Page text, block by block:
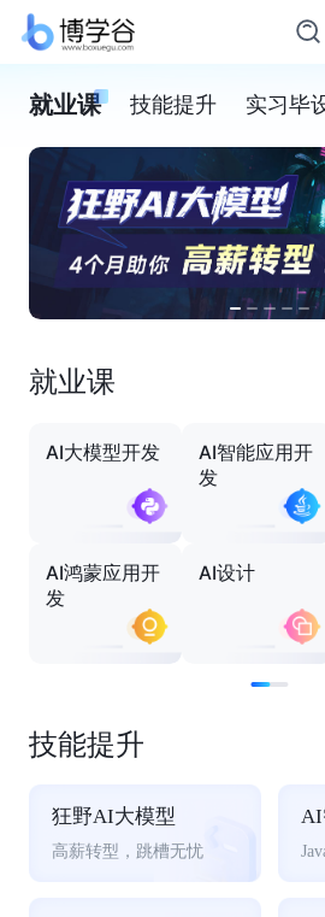
就业课 技能提升 实习毕
就业课
AI大模型开发
AI智能应用开
发
AI鸿蒙应用开
发
AI设计
技能提升
狂野AI大模型
高薪转型，跳槽无忧
AI